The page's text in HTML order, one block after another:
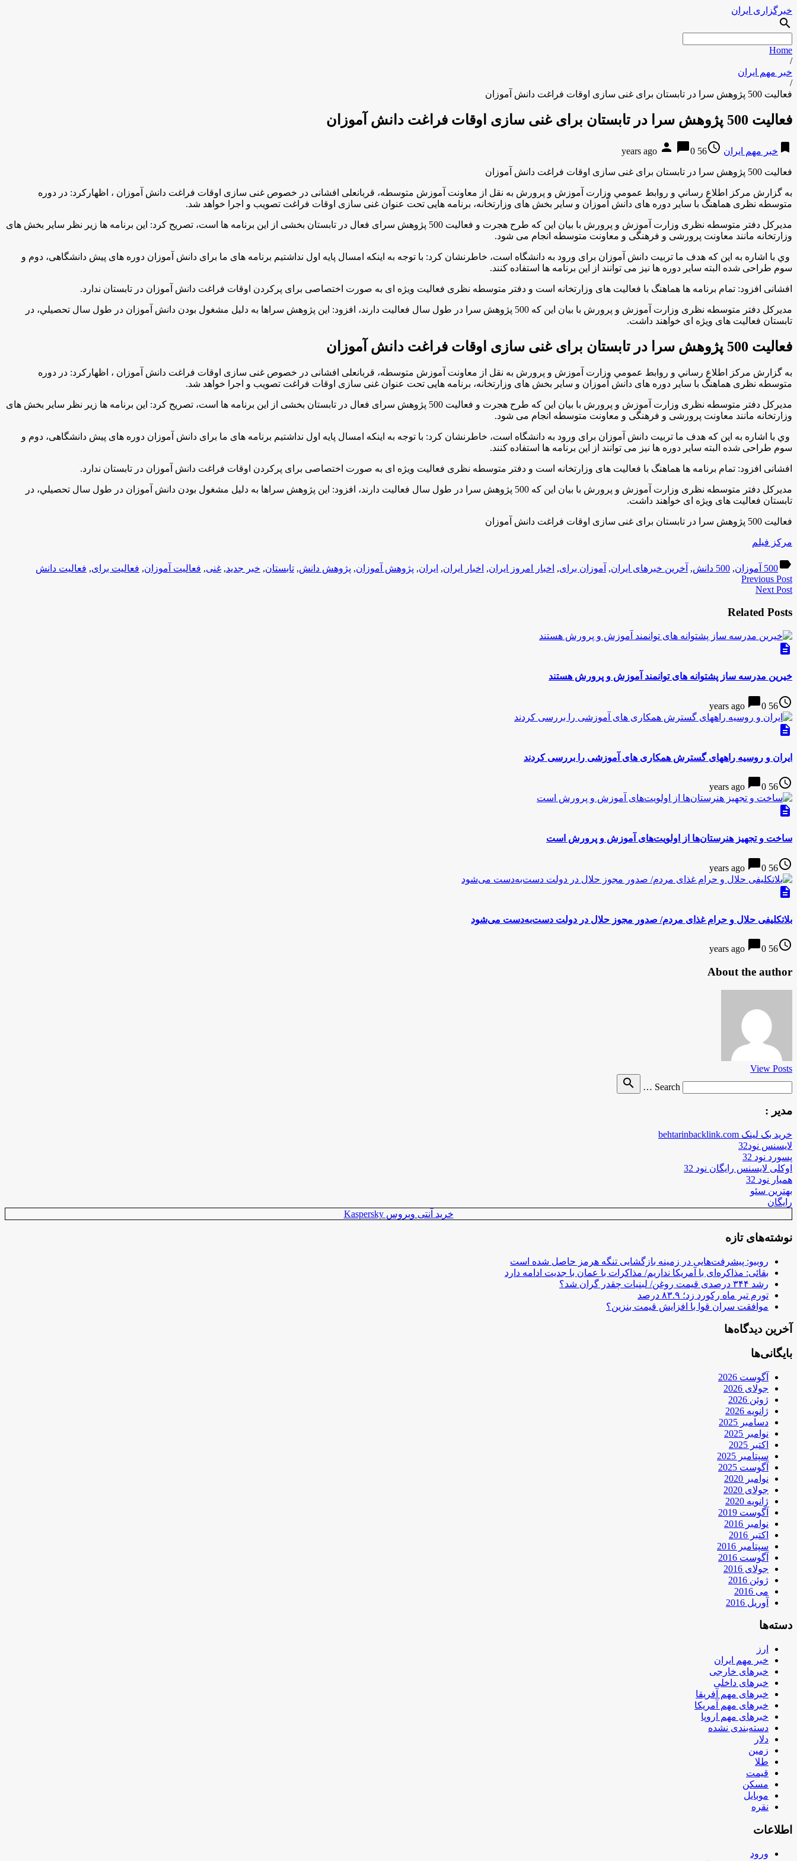
خبرگزاری ایران
search
Home
/
خبر مهم ایران
/
فعالیت 500 پژوهش سرا در تابستان برای غنی سازی اوقات فراغت دانش آموزان
فعالیت 500 پژوهش سرا در تابستان برای غنی سازی اوقات فراغت دانش آموزان
bookmark خبر مهم ایران access_time
56 years ago
person chat_bubble0
فعالیت 500 پژوهش سرا در تابستان برای غنی سازی اوقات فراغت دانش آموزان
به گزارش مركز اطلاع رساني و روابط عمومي وزارت آموزش و پرورش به نقل از معاونت آموزش متوسطه، قربانعلی افشانی در خصوص غنی سازی اوقات فراغت دانش آموزان ، اظهارکرد: در دوره
متوسطه نظری هماهنگ با سایر دوره های دانش آموزان و سایر بخش های وزارتخانه، برنامه هایی تحت عنوان غنی سازی اوقات فراغت تصویب و اجرا خواهد شد.
مدیرکل دفتر متوسطه نظری وزارت آموزش و پرورش با بيان اين كه طرح هجرت و فعالیت 500 پژوهش سرای فعال در تابستان بخشی از این برنامه ها است، تصريح كرد: این برنامه ها زیر نظر سایر بخش های
وزارتخانه مانند معاونت پرورشی و فرهنگی و معاونت متوسطه انجام می شود.
وي با اشاره به اين كه هدف ما تربیت دانش آموزان برای ورود به دانشگاه است، خاطرنشان كرد: با توجه به اینکه امسال پایه اول نداشتیم برنامه های ما برای دانش آموزان دوره های پیش دانشگاهی، دوم و
سوم طراحی شده البته سایر دوره ها نیز می توانند از این برنامه ها استفاده کنند.
افشانی افزود: تمام برنامه ها هماهنگ با فعالیت های وزارتخانه است و دفتر متوسطه نظری فعالیت ویژه ای به صورت اختصاصی برای پرکردن اوقات فراغت دانش آموزان در تابستان ندارد.
مدیرکل دفتر متوسطه نظری وزارت آموزش و پرورش با بيان اين كه 500 پژوهش سرا در طول سال فعاليت دارند، افزود: این پژوهش سراها به دلیل مشغول بودن دانش آموزان در طول سال تحصیلي، در
تابستان فعالیت های ویژه ای خواهند داشت.
فعالیت 500 پژوهش سرا در تابستان برای غنی سازی اوقات فراغت دانش آموزان
به گزارش مركز اطلاع رساني و روابط عمومي وزارت آموزش و پرورش به نقل از معاونت آموزش متوسطه، قربانعلی افشانی در خصوص غنی سازی اوقات فراغت دانش آموزان ، اظهارکرد: در دوره
متوسطه نظری هماهنگ با سایر دوره های دانش آموزان و سایر بخش های وزارتخانه، برنامه هایی تحت عنوان غنی سازی اوقات فراغت تصویب و اجرا خواهد شد.
مدیرکل دفتر متوسطه نظری وزارت آموزش و پرورش با بيان اين كه طرح هجرت و فعالیت 500 پژوهش سرای فعال در تابستان بخشی از این برنامه ها است، تصريح كرد: این برنامه ها زیر نظر سایر بخش های
وزارتخانه مانند معاونت پرورشی و فرهنگی و معاونت متوسطه انجام می شود.
وي با اشاره به اين كه هدف ما تربیت دانش آموزان برای ورود به دانشگاه است، خاطرنشان كرد: با توجه به اینکه امسال پایه اول نداشتیم برنامه های ما برای دانش آموزان دوره های پیش دانشگاهی، دوم و
سوم طراحی شده البته سایر دوره ها نیز می توانند از این برنامه ها استفاده کنند.
افشانی افزود: تمام برنامه ها هماهنگ با فعالیت های وزارتخانه است و دفتر متوسطه نظری فعالیت ویژه ای به صورت اختصاصی برای پرکردن اوقات فراغت دانش آموزان در تابستان ندارد.
مدیرکل دفتر متوسطه نظری وزارت آموزش و پرورش با بيان اين كه 500 پژوهش سرا در طول سال فعاليت دارند، افزود: این پژوهش سراها به دلیل مشغول بودن دانش آموزان در طول سال تحصیلي، در
تابستان فعالیت های ویژه ای خواهند داشت.
فعالیت 500 پژوهش سرا در تابستان برای غنی سازی اوقات فراغت دانش آموزان
مرکز فیلم
label500 آموزان , 500 دانش , آخرین خبرهای ایران, آموزان برای, اخبار امروز ایران, اخبار ایران, ایران, پژوهش آموزان, پژوهش دانش, تابستان, خبر جدید, غنی, فعالیت آموزان, فعالیت برای, فعالیت دانش
Previous Post
Next Post
Related Posts
description
خیرین مدرسه ساز پشتوانه های توانمند آموزش و پرورش هستند
access_time
56 years ago
chat_bubble0
description
ایران و روسیه راههای گسترش همكاری های آموزشی را بررسی كردند
access_time
56 years ago
chat_bubble0
description
ساخت و تجهیز هنرستان‌ها از اولویت‌های آموزش و پرورش است
access_time
56 years ago
chat_bubble0
description
بلاتکلیفی حلال و حرام غذای مردم/ صدور مجوز حلال در دولت دست‌به‌دست می‌شود
access_time
56 years ago
chat_bubble0
About the author
View Posts
Search …
search
مدیر :
خرید بک لینک behtarinbacklink.com
لایسنس نود32
پسورد نود 32
اوکلی لایسنس رایگان نود 32
همیار نود 32
بهترین سئو
رایگان
خرید آنتی ویروس Kaspersky
نوشته‌های تازه
روبیو: پیشرفت‌هایی در زمینه بازگشایی تنگه هرمز حاصل شده است
بقائی: مذاکره‌ای با آمریکا نداریم/ مذاکرات با عمان با جدیت ادامه دارد
رشد ۳۴۴ درصدی قیمت روغن/ لبنیات چقدر گران شد؟
تورم تیر ماه رکورد زد؛ ۸۳.۹ درصد
موافقت سران قوا با افزایش قیمت بنزین؟
آخرین دیدگاه‌ها
بایگانی‌ها
آگوست 2026
جولای 2026
ژوئن 2026
ژانویه 2026
دسامبر 2025
نوامبر 2025
اکتبر 2025
سپتامبر 2025
آگوست 2025
نوامبر 2020
جولای 2020
ژانویه 2020
آگوست 2019
نوامبر 2016
اکتبر 2016
سپتامبر 2016
آگوست 2016
جولای 2016
ژوئن 2016
می 2016
آوریل 2016
دسته‌ها
ارز
خبر مهم ایران
خبرهای خارجی
خبرهای داخلی
خبرهای مهم آفریقا
خبرهای مهم آمریکا
خبرهای مهم اروپا
دسته‌بندی نشده
دلار
زمین
طلا
قیمت
مسکن
موبایل
نقره
اطلاعات
ورود